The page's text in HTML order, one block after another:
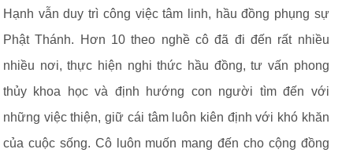
Hạnh vẫn duy trì công việc tâm linh, hầu đồng phụng sự
Phật Thánh. Hơn 10 theo nghề cô đã đi đến rất nhiều
nhiều nơi, thực hiện nghi thức hầu đồng, tư vấn phong
thủy khoa học và định hướng con người tìm đến với
những việc thiện, giữ cái tâm luôn kiên định với khó khăn
của cuộc sống. Cô luôn muốn mang đến cho cộng đồng